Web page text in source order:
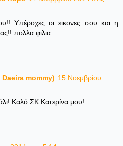
Υπέροχες οι εικονες σου και η
πολλα φιλια
mommy) 15 Νοεμβρίου
Καλό ΣΚ Κατερίνα μου!